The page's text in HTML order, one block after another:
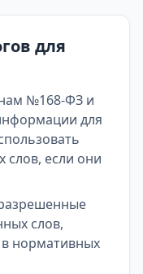
для
№168-ФЗ и
для
слов, если они
слов,
нормативных